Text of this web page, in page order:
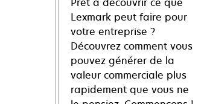
Lexmark peut faire pour
votre entreprise ?
Découvrez comment vous
pouvez générer de la
valeur commerciale plus
rapidement que vous ne